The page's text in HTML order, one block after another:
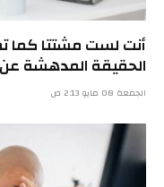
الحقيقة المدهشة عن
الجمعة 08 مايو 2:13 ص